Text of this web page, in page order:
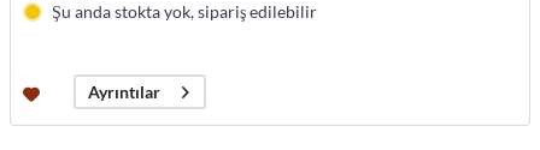
Şu anda stokta yok, sipariş edilebilir
Ayrıntılar